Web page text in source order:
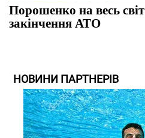
Порошенко на весь
закінчення АТО
НОВИНИ ПАРТНЕРІВ